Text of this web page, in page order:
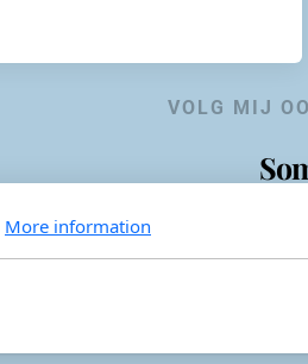
VOLG MIJ
More information